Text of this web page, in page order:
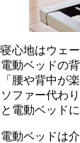
寝心地はウェ
電動ベッドの
「腰や背中が
ソファー代わ
と電動ベッド
電動ベッドは